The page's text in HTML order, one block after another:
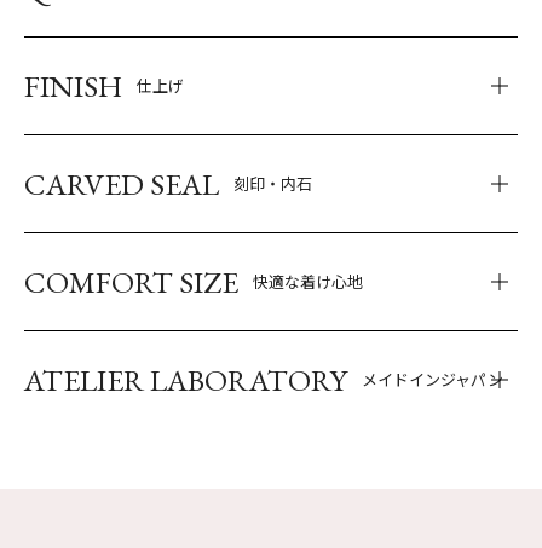
FINISH 仕上げ
CARVED SEAL 刻印・内石
COMFORT SIZE 快適な着け心地
ATELIER LABORATORY メイドインジャパン